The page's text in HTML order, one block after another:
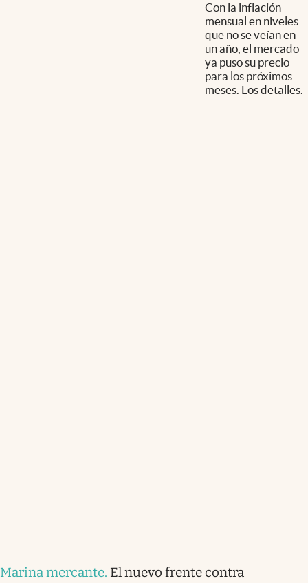
Con la inflación
mensual en niveles
que no se veían en
un año, el mercado
ya puso su precio
para los próximos
meses. Los detalles.
Marina mercante. El nuevo frente contra